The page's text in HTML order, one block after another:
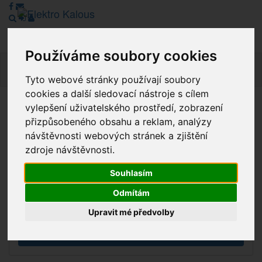
Používáme soubory cookies
Tyto webové stránky používají soubory
cookies a další sledovací nástroje s cílem
vylepšení uživatelského prostředí, zobrazení
přizpůsobeného obsahu a reklam, analýzy
návštěvnosti webových stránek a zjištění
zdroje návštěvnosti.
Souhlasím
Odmítám
Upravit mé předvolby
Vážení zákazníci, v tuto chvíli je Náš internetový obchod v
režimu Katalogu. Objednávky on-line nyní nelze vyřídit.
Děkujeme za pochopení.
Výprodej